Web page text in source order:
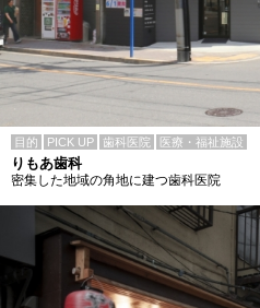
目的 PICK UP 歯科医院 医療・福祉施設
りもあ歯科
密集した地域の角地に建つ歯科医院